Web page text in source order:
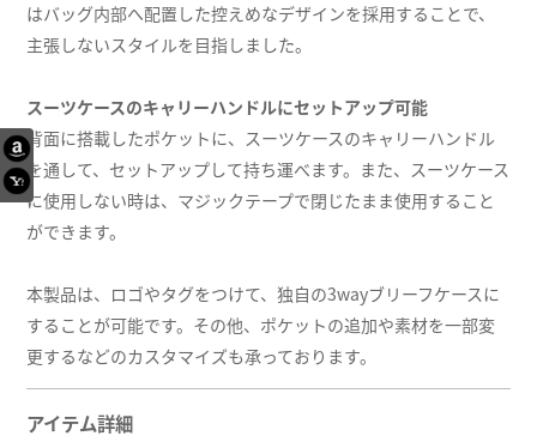
はバッグ内部へ配置した控えめなデザインを採用することで、
主張しないスタイルを目指しました。
スーツケースのキャリーハンドルにセットアップ可能
背面に搭載したポケットに、スーツケースのキャリーハンドル
を通して、セットアップして持ち運べます。また、スーツケース
に使用しない時は、マジックテープで閉じたまま使用すること
ができます。
本製品は、ロゴやタグをつけて、独自の3wayブリーフケースに
することが可能です。その他、ポケットの追加や素材を一部変
更するなどのカスタマイズも承っております。
アイテム詳細